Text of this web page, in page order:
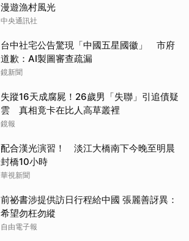
漫遊漁村風光
中央通訊社
台中社宅公告驚現「中國五星國徽」 市府
道歉：AI製圖審查疏漏
鏡新聞
失蹤16天成腐屍！26歲男「失聯」引追債疑
雲 真相竟卡在比人高草叢裡
鏡報
配合漢光演習！ 淡江大橋南下今晚至明晨
封橋10小時
華視新聞
前祕書涉提供訪日行程給中國 張麗善訝異：
希望勿枉勿縱
自由電子報